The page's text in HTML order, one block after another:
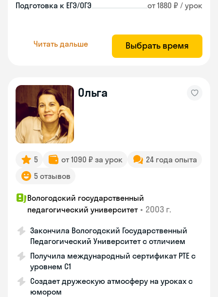
Подготовка к ЕГЭ/ОГЭ от 1880 ₽ / урок
Читать дальше Выбрать время
Ольга
5 от 1090 ₽ за урок
24 года опыта
5 отзывов
Вологодский государственный
педагогический университет • 2003 г.
Закончила Вологодский Государственный
Педагогический Университет с отличием
Получила международный сертификат PTE с
уровнем C1
Создает дружескую атмосферу на уроках с
юмором